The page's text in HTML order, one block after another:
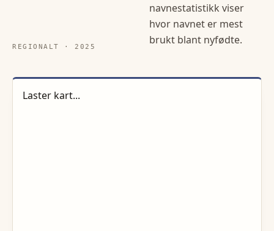
REGIONALT ·2025
navnestatistikk viser
hvor navnet er mest
brukt blant nyfødte.
Laster kart...